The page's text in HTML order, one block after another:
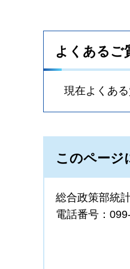
よくあるご
現在よくあ
このページ
総合政策部統
電話番号：